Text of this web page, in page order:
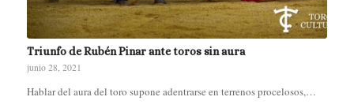
Triunfo de Rubén Pinar ante toros sin aura
junio 28, 2021
Hablar del aura del toro supone adentrarse en terrenos procelosos,…